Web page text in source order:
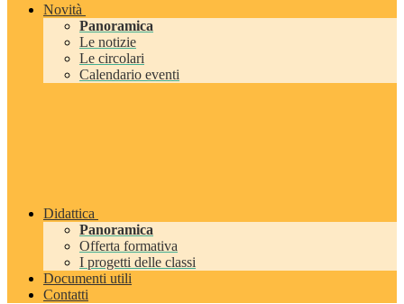
Novità
Panoramica
Le notizie
Le circolari
Calendario eventi
Didattica
Panoramica
Offerta formativa
I progetti delle classi
Documenti utili
Contatti